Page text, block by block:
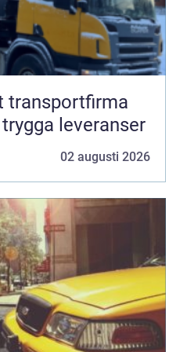
transportfirma
leveranser
02 augusti 2026